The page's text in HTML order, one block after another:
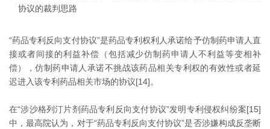
协议的裁判思路
“药品专利反向支付协议”是药品专利权利人承诺给予仿制药申请人直
接或者间接的利益补偿（包括减少仿制药申请人不利益等变相补
偿），仿制药申请人承诺不挑战该药品相关专利权的有效性或者延
迟进入该专利药品相关市场的协议[14]。
在“涉沙格列汀片剂药品专利反向支付协议”发明专利侵权纠纷案[15]
中，最高院认为，对于“药品专利反向支付协议”是否涉嫌构成反垄断